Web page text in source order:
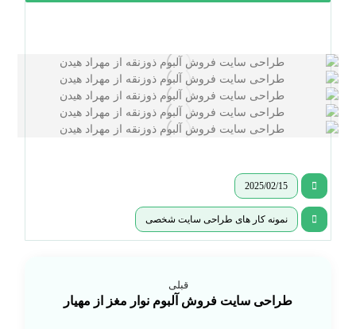
2025/02/15
نمونه کار های طراحی سایت شخصی
قبلی
طراحی سایت فروش آلبوم نوار مغز از مهیار